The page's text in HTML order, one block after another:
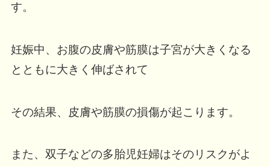
す。
妊娠中、お腹の皮膚や筋膜は子宮が大きくなる
とともに大きく伸ばされて
その結果、皮膚や筋膜の損傷が起こります。
また、双子などの多胎児妊婦はそのリスクがよ